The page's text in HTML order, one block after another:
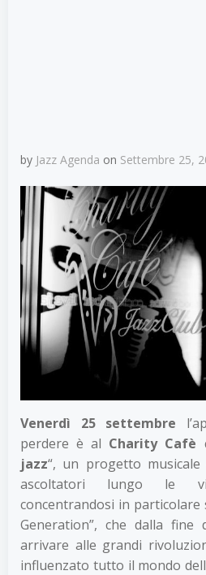
by Jazz Agenda on Settembre 25,
Venerdì 25 settembre
perdere è al Charity Cafè
jazz“, un progetto
ascoltatori lungo le
concentrandosi in particolare
Generation”, che dalla
arrivare alle grandi
influenzato tutto il mondo